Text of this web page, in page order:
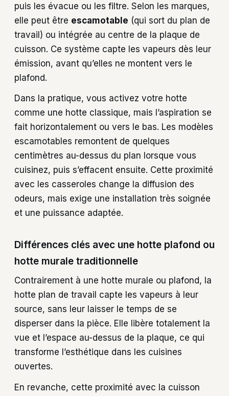
puis les évacue ou les filtre. Selon les marques,
elle peut être escamotable (qui sort du plan de
travail) ou intégrée au centre de la plaque de
cuisson. Ce système capte les vapeurs dès leur
émission, avant qu’elles ne montent vers le
plafond.
Dans la pratique, vous activez votre hotte
comme une hotte classique, mais l’aspiration se
fait horizontalement ou vers le bas. Les modèles
escamotables remontent de quelques
centimètres au-dessus du plan lorsque vous
cuisinez, puis s’effacent ensuite. Cette proximité
avec les casseroles change la diffusion des
odeurs, mais exige une installation très soignée
et une puissance adaptée.
Différences clés avec une hotte plafond ou
hotte murale traditionnelle
Contrairement à une hotte murale ou plafond, la
hotte plan de travail capte les vapeurs à leur
source, sans leur laisser le temps de se
disperser dans la pièce. Elle libère totalement la
vue et l’espace au-dessus de la plaque, ce qui
transforme l’esthétique dans les cuisines
ouvertes.
En revanche, cette proximité avec la cuisson